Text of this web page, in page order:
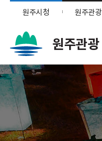
원주시청 원주관광
원주관광